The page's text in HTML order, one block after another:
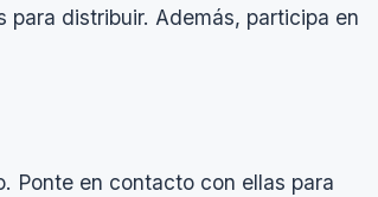
distribuir. Además, participa en
Ponte en contacto con ellas para